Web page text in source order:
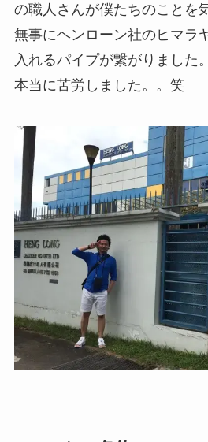
の職人さんが僕たちのことを
無事にヘンローン社のヒマラ
入れるパイプが繋がりました。
本当に苦労しました。。笑